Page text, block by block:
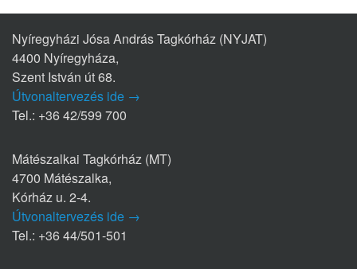
Nyíregyházi Jósa András Tagkórház (NYJAT)
4400 Nyíregyháza,
Szent István út 68.
Útvonaltervezés ide →
Tel.: +36 42/599 700
Mátészalkai Tagkórház (MT)
4700 Mátészalka,
Kórház u. 2-4.
Útvonaltervezés ide →
Tel.: +36 44/501-501